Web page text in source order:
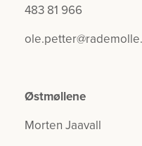
483 81 966
Østmøllene
Morten Jaavall